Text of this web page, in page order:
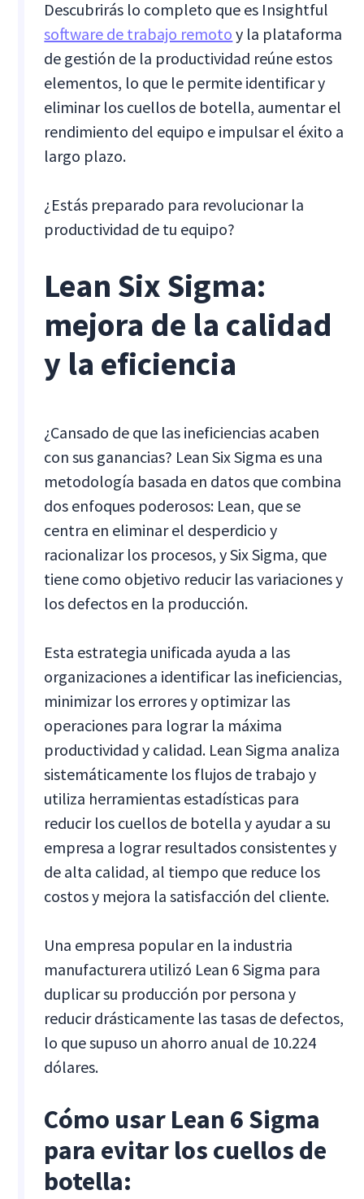
Descubrirás lo completo que es Insightful
software de trabajo remoto y la plataforma
de gestión de la productividad reúne estos
elementos, lo que le permite identificar y
eliminar los cuellos de botella, aumentar el
rendimiento del equipo e impulsar el éxito a
largo plazo.
¿Estás preparado para revolucionar la
productividad de tu equipo?
Lean Six Sigma:
mejora de la calidad
y la eficiencia
¿Cansado de que las ineficiencias acaben
con sus ganancias? Lean Six Sigma es una
metodología basada en datos que combina
dos enfoques poderosos: Lean, que se
centra en eliminar el desperdicio y
racionalizar los procesos, y Six Sigma, que
tiene como objetivo reducir las variaciones y
los defectos en la producción.
Esta estrategia unificada ayuda a las
organizaciones a identificar las ineficiencias,
minimizar los errores y optimizar las
operaciones para lograr la máxima
productividad y calidad. Lean Sigma analiza
sistemáticamente los flujos de trabajo y
utiliza herramientas estadísticas para
reducir los cuellos de botella y ayudar a su
empresa a lograr resultados consistentes y
de alta calidad, al tiempo que reduce los
costos y mejora la satisfacción del cliente.
Una empresa popular en la industria
manufacturera utilizó Lean 6 Sigma para
duplicar su producción por persona y
reducir drásticamente las tasas de defectos,
lo que supuso un ahorro anual de 10.224
dólares.
Cómo usar Lean 6 Sigma
para evitar los cuellos de
botella: